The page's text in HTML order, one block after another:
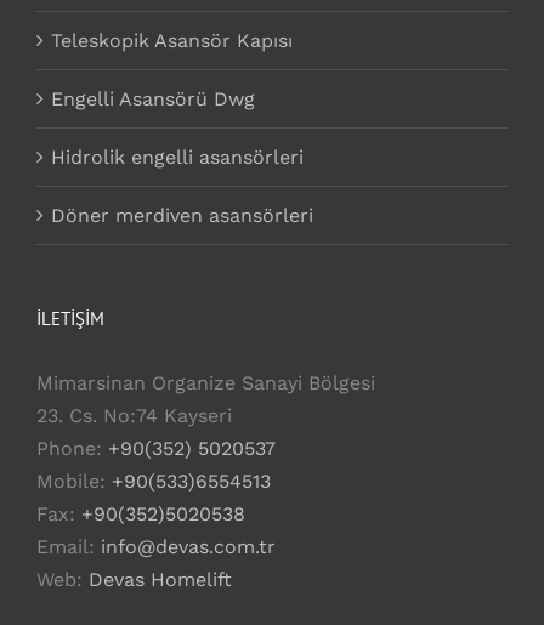
Teleskopik Asansör Kapısı
Engelli Asansörü Dwg
Hidrolik engelli asansörleri
Döner merdiven asansörleri
İLETİŞİM
Mimarsinan Organize Sanayi Bölgesi
23. Cs. No:74 Kayseri
Phone: +90(352) 5020537
Mobile: +90(533)6554513
Fax: +90(352)5020538
Email: info@devas.com.tr
Web: Devas Homelift